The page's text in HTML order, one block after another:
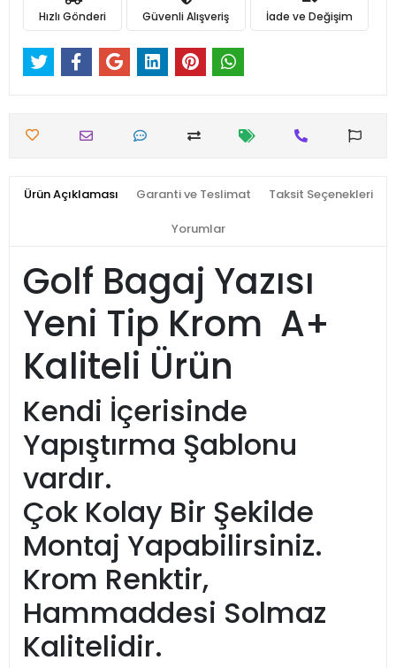
Hızlı Gönderi Güvenli Alışveriş İade ve Değişim
Ürün Açıklaması Garanti ve Teslimat Taksit Seçenekleri
Yorumlar
Golf Bagaj Yazısı
Yeni Tip Krom A+
Kaliteli Ürün
Kendi İçerisinde
Yapıştırma Şablonu
vardır.
Çok Kolay Bir Şekilde
Montaj Yapabilirsiniz.
Krom Renktir,
Hammaddesi Solmaz
Kalitelidir.